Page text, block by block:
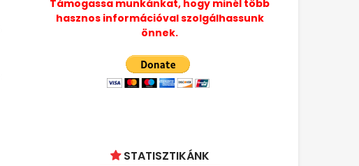
Támogassa munkánkat, hogy minél több
hasznos információval szolgálhassunk
önnek.
STATISZTIKÁNK